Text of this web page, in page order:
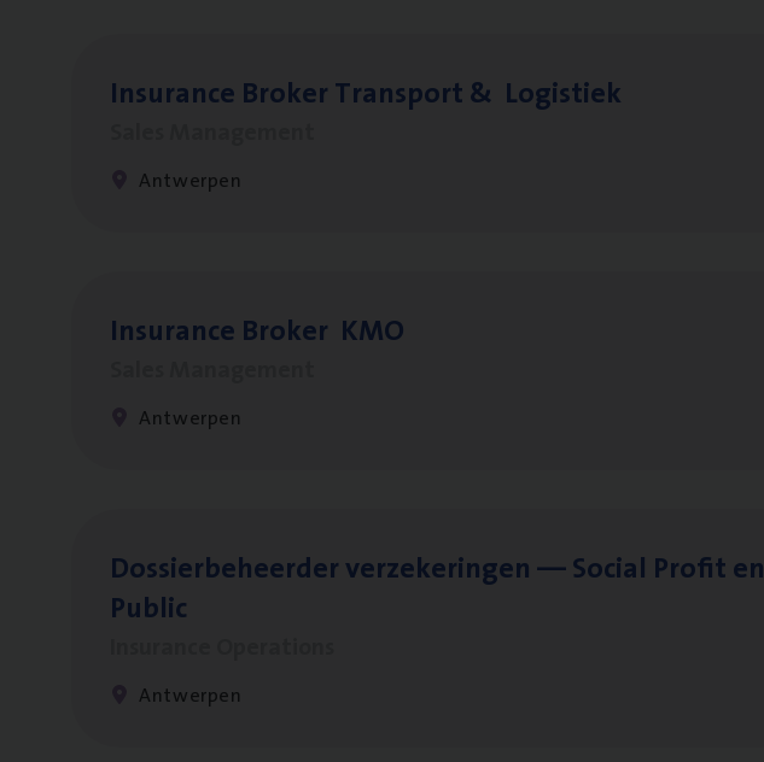
Insu­ran­ce Bro­ker Trans­port& Logistiek
Antwerpen
Insu­ran­ce Bro­ker KMO
Antwerpen
Dos­sier­be­heer­der ver­ze­ke­rin­gen — Soci­al Pro­fit en
Public
Antwerpen